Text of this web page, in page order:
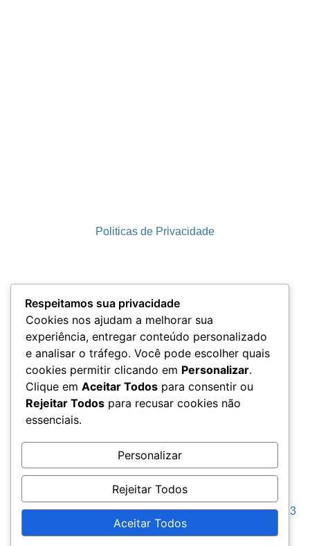
Politicas de Privacidade
Termos e Condições
LGPD
Seja Grato © 2023
Todos os direitos reservados. “Dicolah MKT”
Respeitamos sua privacidade
Cookies nos ajudam a melhorar sua
experiência, entregar conteúdo personalizado
e analisar o tráfego. Você pode escolher quais
cookies permitir clicando em Personalizar.
Clique em Aceitar Todos para consentir ou
Rejeitar Todos para recusar cookies não
essenciais.
Personalizar
Rejeitar Todos
Aceitar Todos